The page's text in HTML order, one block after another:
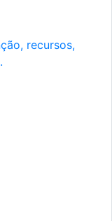
recursos,